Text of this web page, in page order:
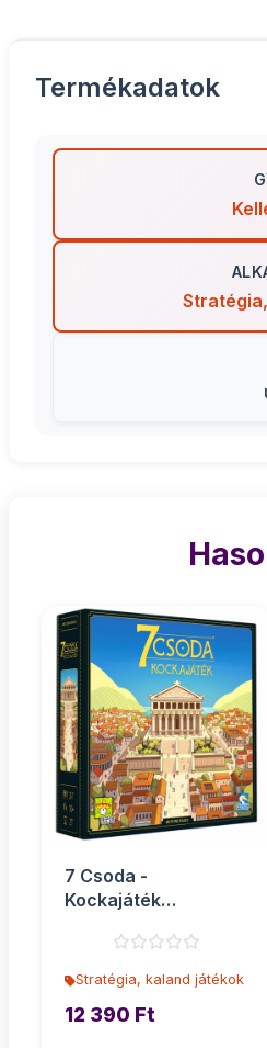
Termékadatok
7 Csoda -
Kockajáték
Stratégia, kaland játékok
12 390 Ft